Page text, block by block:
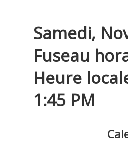
Samedi,
Fuseau
Heure
1:45 PM